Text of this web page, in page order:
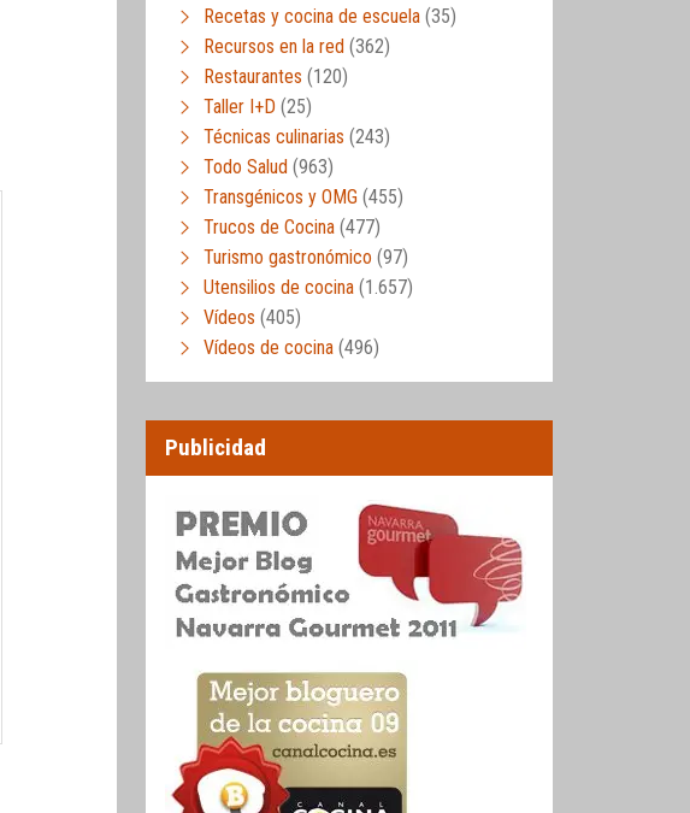
Recetas y cocina de escuela (35)
Recursos en la red (362)
Restaurantes (120)
Taller I+D (25)
Técnicas culinarias (243)
Todo Salud (963)
Transgénicos y OMG (455)
Trucos de Cocina (477)
Turismo gastronómico (97)
Utensilios de cocina (1.657)
Vídeos (405)
Vídeos de cocina (496)
Publicidad